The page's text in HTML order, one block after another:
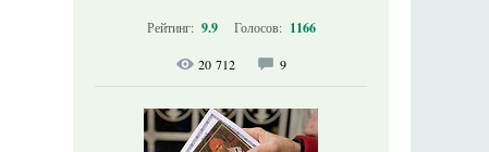
Рейтинг: 9.9 Голосов: 1166
20 712 9